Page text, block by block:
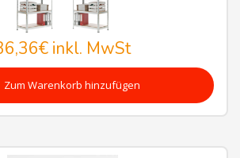
inkl. MwSt
Zum Warenkorb hinzufügen